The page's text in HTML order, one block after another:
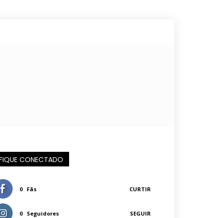
CONECTADO
0 Fãs CURTIR
0 Seguidores SEGUIR